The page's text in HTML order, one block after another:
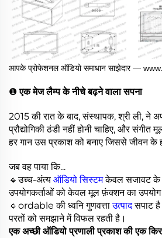
आपके प्रोफेशनल ऑडियो समाधान साझेदार —
❶एक मेज लैम्प के नीचे बढ़ने वाला सपना
2015 की रात के बाद, संस्थापक, श्री ली, ने
प्रौद्योगिकी ठंडी नहीं होनी चाहिए, और
हर गान उस प्रकाश को बनाए जिससे जीवन के
जब वह पाया कि...
🔹उच्च-अंत्य ऑडियो सिस्टमकेवल सजावट के
उपयोगकर्ताओं को केवल मूल फ़ंक्शन का उपयोग
🔹ordable की ध्वनि गुणवत्ताउत्पादसपाट
परतों को समझाने में विफल रहती है।
एक अच्छी ऑडियो प्रणाली प्रकाश की एक